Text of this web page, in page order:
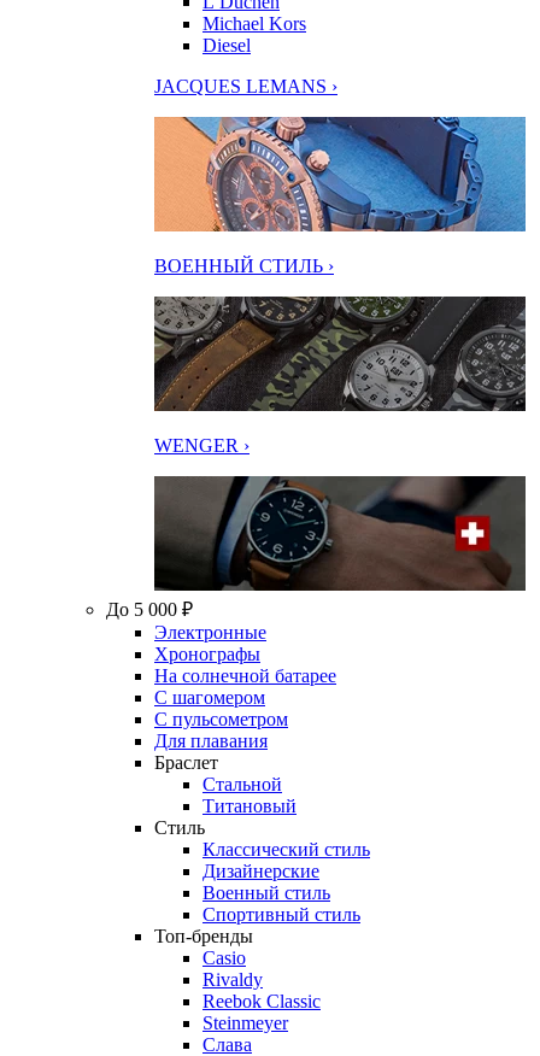
Michael Kors
Diesel
JACQUES LEMANS ›
ВОЕННЫЙ СТИЛЬ ›
WENGER ›
До 5 000 ₽
Электронные
Хронографы
На солнечной батарее
С шагомером
С пульсометром
Для плавания
Браслет
Стальной
Титановый
Стиль
Классический стиль
Дизайнерские
Военный стиль
Спортивный стиль
Топ-бренды
Casio
Rivaldy
Reebok Classic
Steinmeyer
Слава